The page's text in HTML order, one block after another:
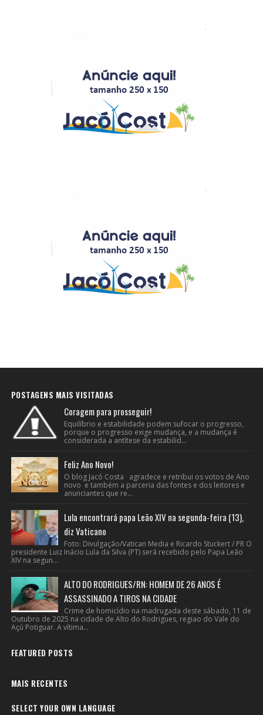
POSTAGENS MAIS VISITADAS
Coragem para prosseguir!
Equilíbrio e estabilidade podem sufocar o progresso,
porque o progresso exige mudança, e a mudança é
considerada a antítese da estabilid...
Feliz Ano Novo!
O blog Jacó Costa agradece e retribui os votos de Ano
novo e também a parceria das fontes e dos leitores e
anunciantes que re...
Lula encontrará papa Leão XIV na segunda-feira (13),
diz Vaticano
Foto: Divulgação/Vatican Media e Ricardo Stuckert / PR O
presidente Luiz Inácio Lula da Silva (PT) será recebido pelo Papa Leão
XIV na segun...
ALTO DO RODRIGUES/RN: HOMEM DE 26 ANOS É
ASSASSINADO A TIROS NA CIDADE
Crime de homicídio na madrugada deste sábado, 11 de
Outubro de 2025 na cidade de Alto do Rodrigues, regiao do Vale do
Açú Potiguar. A vítima...
FEATURED POSTS
MAIS RECENTES
SELECT YOUR OWN LANGUAGE